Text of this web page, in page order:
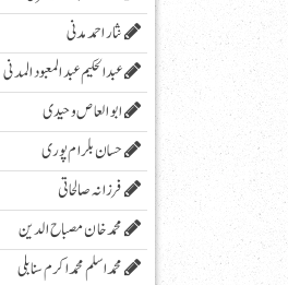
نثار احمد مدنی
عبدالحکیم عبدالمعبودالمدنی
ابو العاص وحیدی
حسان بلرام پوری
فرزانہ صالحاتی
محمد خان مصباح الدین
محمد اسلم محمد اکرم سنابلی